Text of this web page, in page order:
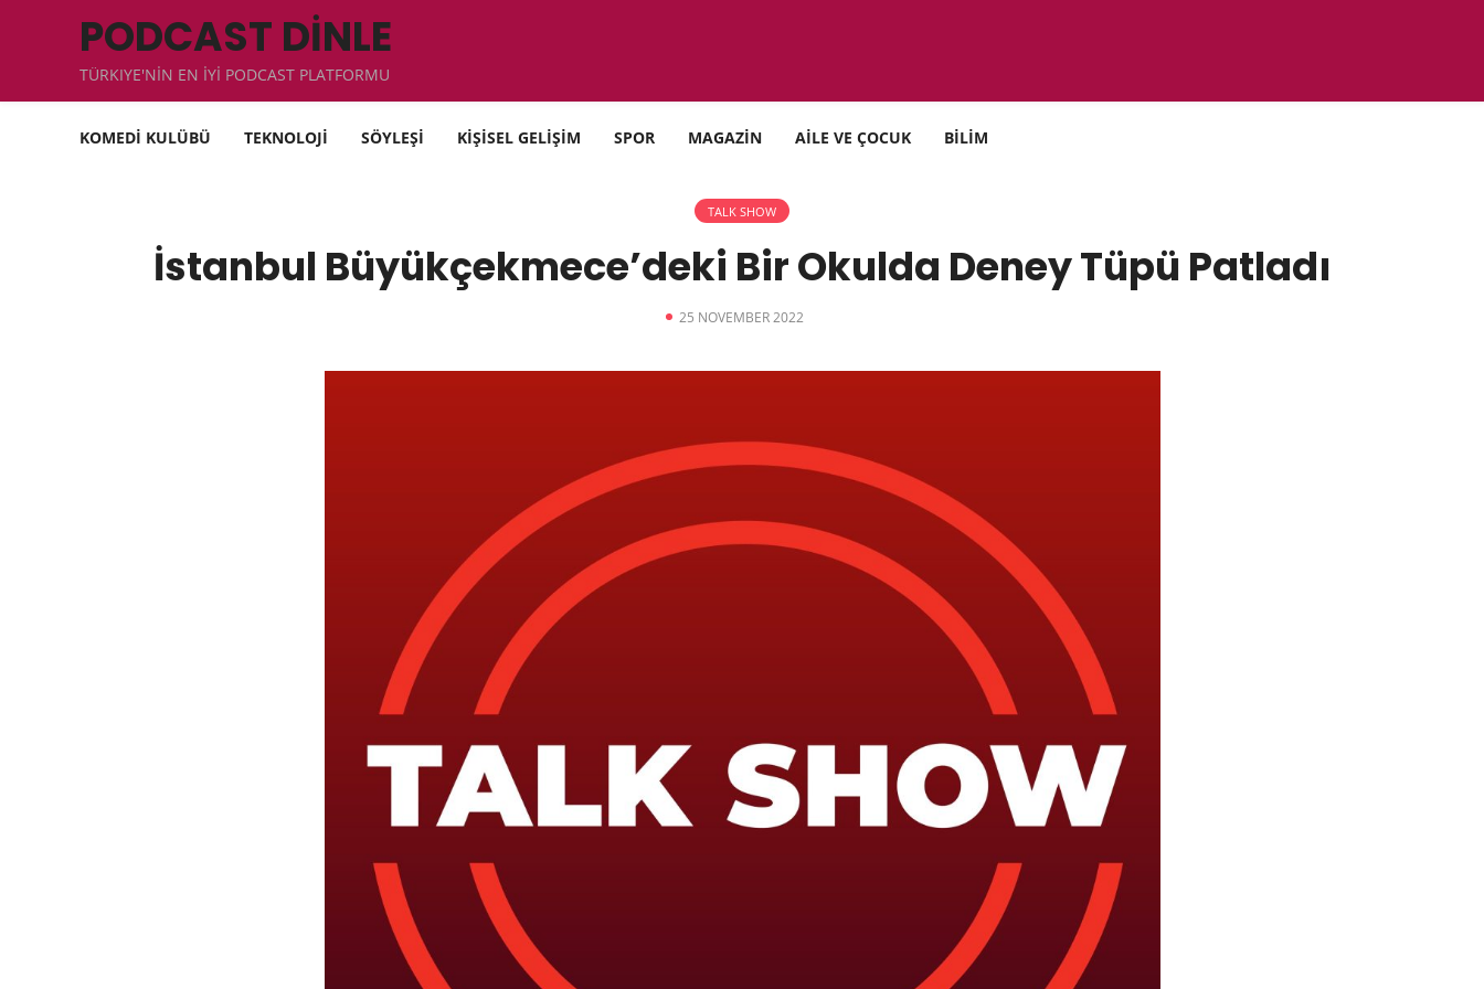
PODCAST DİNLE
TÜRKIYE'NİN EN İYİ PODCAST PLATFORMU
KOMEDİ KULÜBÜ TEKNOLOJİ SÖYLEŞİ KİŞİSEL GELİŞİM SPOR MAGAZİN AİLE VE ÇOCUK BİLİM
TALK SHOW
İstanbul Büyükçekmece’deki Bir Okulda Deney Tüpü Patladı
25 NOVEMBER 2022